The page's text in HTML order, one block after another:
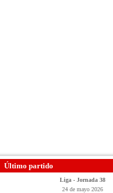
Último partido
Liga - Jornada 38
24 de mayo 2026